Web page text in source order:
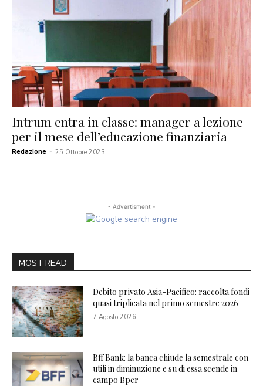
Intrum entra in classe: manager a lezione
per il mese dell’educazione finanziaria
Redazione - 25 Ottobre 2023
- Advertisment -
MOST READ
Debito privato Asia-Pacifico: raccolta fondi
quasi triplicata nel primo semestre 2026
7 Agosto 2026
Bff Bank: la banca chiude la semestrale con
utili in diminuzione e su di essa scende in
campo Bper